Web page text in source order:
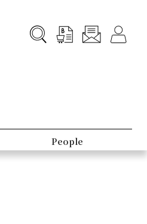
People